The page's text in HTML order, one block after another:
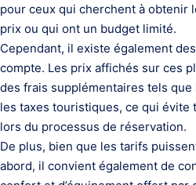
pour ceux qui cherchent à obtenir
prix ou qui ont un budget limité.
Cependant, il existe également
compte. Les prix affichés sur ces
des frais supplémentaires tels
les taxes touristiques, ce qui évite
lors du processus de réservation.
De plus, bien que les tarifs
abord, il convient également de